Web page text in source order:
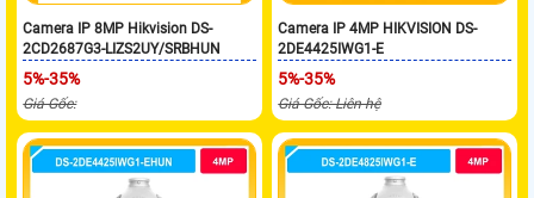
Camera IP 8MP Hikvision DS-
2CD2687G3-LIZS2UY/SRBHUN
5%-35%
Giá Gốc:
Camera IP 4MP HIKVISION DS-
2DE4425IWG1-E
5%-35%
Giá Gốc: Liên hệ